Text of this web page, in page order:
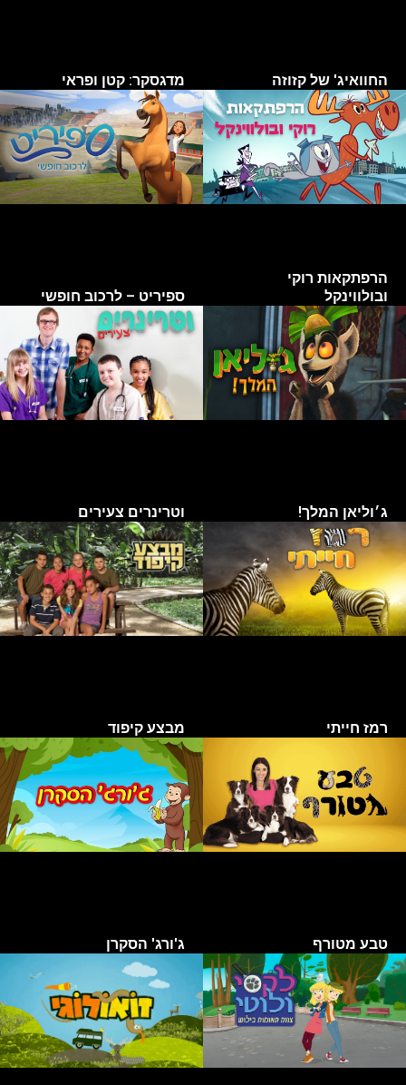
החוואיג' של קזוזה מדגסקר: קטן ופראי
הרפתקאות רוקי
ובולווינקל
ספיריט – לרכוב חופשי
ג׳וליאן המלך! וטרינרים צעירים
רמז חייתי מבצע קיפוד
טבע מטורף ג'ורג' הסקרן